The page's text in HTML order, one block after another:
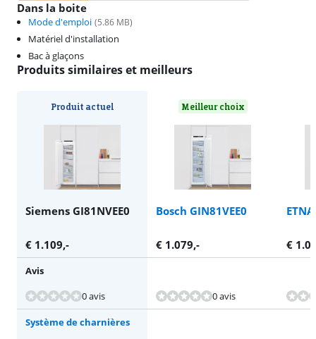
Dans la boite
Mode d'emploi (5.86 MB)
Matériel d'installation
Bac à glaçons
Produits similaires et meilleurs
Produit actuel
Siemens GI81NVEE0
Meilleur choix
Bosch GIN81VEE0
€ 1.109,- € 1.079,- €
Avis
0 avis
0 avis
Système de charnières